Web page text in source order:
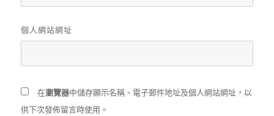
個人網站網址
在瀏覽器中儲存顯示名稱、電子郵件地址及個人網站網址，以
供下次發佈留言時使用。